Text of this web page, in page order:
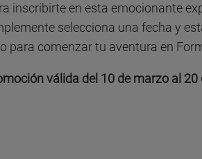
inscribirte en esta emocionante
selecciona una fecha y
para comenzar tu aventura en
válida del 10 de marzo al 20